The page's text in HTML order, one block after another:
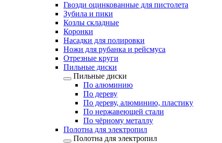
Гвозди оцинкованные для пистолета
Зубила и пики
Козлы складные
Коронки
Насадки для полировки
Ножи для рубанка и рейсмуса
Отрезные круги
Пильные диски
Пильные диски
По алюминию
По дереву
По дереву, алюминию, пластику
По нержавеющей стали
По чёрному металлу
Полотна для электропил
Полотна для электропил